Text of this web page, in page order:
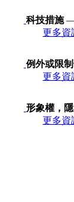
科技措施—
更多資
例外或限
更多資
形象權，
更多資